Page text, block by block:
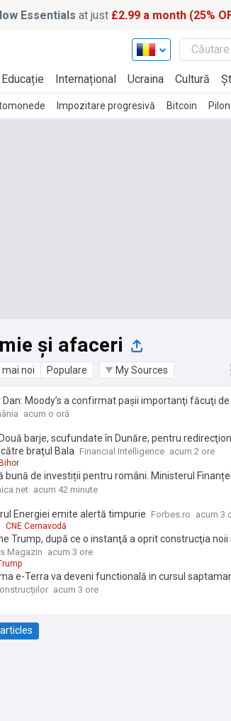
Essentials at just £2.99 a month (25%
Educație Internațional Ucraina Cultură
Impozitare progresivă Bitcoin
și afaceri
mai noi Populare My Sources
Dan: Moody’s a confirmat paşii importanţi făcuţi
finanţele publice şi a reduce cheltuielile
acum o oră
barje, scufundate în Dunăre, pentru
către braţul Bala Financial Intelligence acum 2 ore
Bihor
bună de investiții pentru români. Ministerul
titluri de stat Tezaur, cu dobânzi foarte atractive
acum 42 minute
Energiei emite alertă timpurie Forbes.ro acum 3
CNE Cernavodă
Trump, după ce o instanţă a oprit construcţia noii
Magazin acum 3 ore
e-Terra va deveni functională in cursul
acum 3 ore